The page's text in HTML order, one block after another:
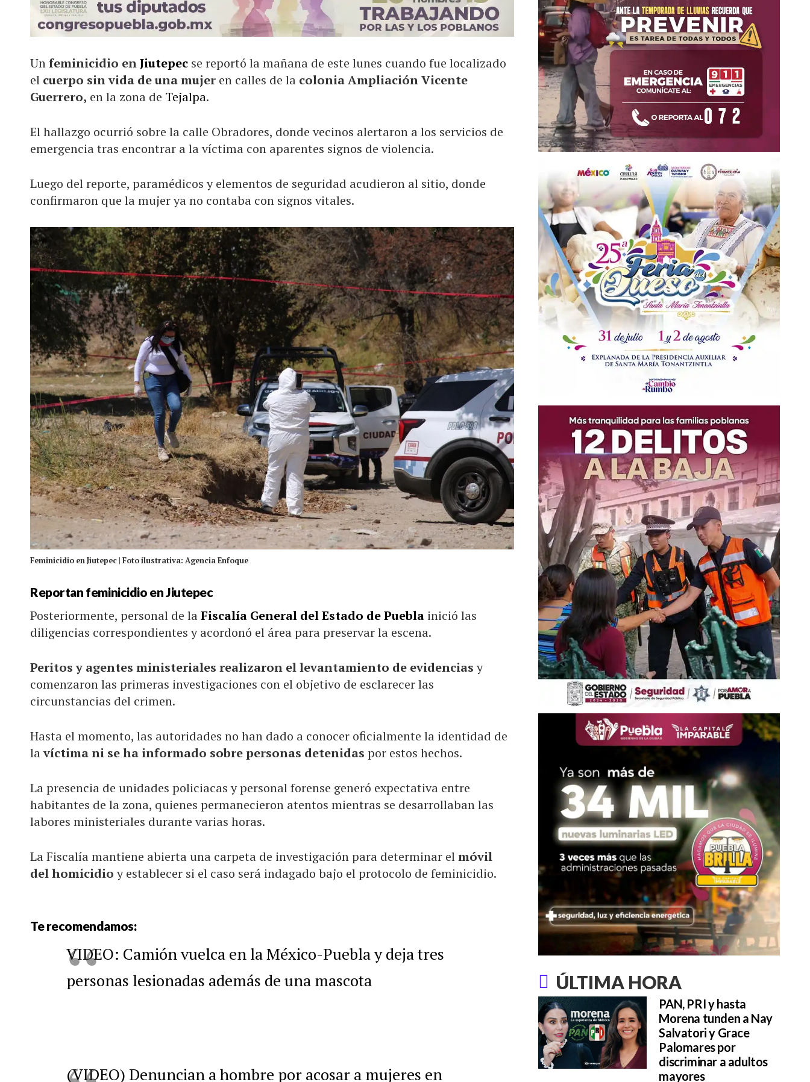
Unfeminicidio enJiutepec se reportó la mañana de este lunes cuando fue localizado
el cuerpo sin vida de una mujer en calles de la colonia Ampliación Vicente
Guerrero, en la zona de Tejalpa.
El hallazgo ocurrió sobre la calle Obradores, donde vecinos alertaron a los servicios de
emergencia tras encontrar a la víctima con aparentes signos de violencia.
Luego del reporte, paramédicos y elementos de seguridad acudieron al sitio, donde
confirmaron que la mujer ya no contaba con signos vitales.
Feminicidio en Jiutepec | Foto ilustrativa: Agencia Enfoque
Reportan feminicidio en Jiutepec
Posteriormente, personal de laFiscalía General del Estado de Puebla inició las
diligencias correspondientes y acordonó el área para preservar la escena.
Peritos y agentes ministeriales realizaron el levantamiento de evidenciasy
comenzaron las primeras investigaciones con el objetivo de esclarecer las
circunstancias del crimen.
Hasta el momento, las autoridades no han dado a conocer oficialmente la identidad de
lavíctima ni se ha informado sobre personas detenidas por estos hechos.
La presencia de unidades policiacas y personal forense generó expectativa entre
habitantes de la zona, quienes permanecieron atentos mientras se desarrollaban las
labores ministeriales durante varias horas.
La Fiscalía mantiene abierta una carpeta de investigación para determinar elmóvil
del homicidioy establecer si el caso será indagado bajo el protocolo de feminicidio.
Te recomendamos:
VIDEO: Camión vuelca en la México-Puebla y deja tres
personas lesionadas además de una mascota
(VIDEO) Denuncian a hombre por acosar a mujeres en
ÚLTIMA HORA
PAN, PRI y hasta
Morena tunden a Nay
Salvatori y Grace
Palomares por
discriminar a adultos
mayores